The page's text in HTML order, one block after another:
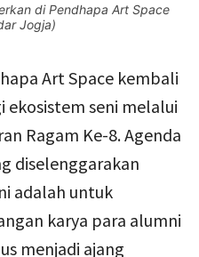
di Pendhapa Art Space
Jogja)
Art Space kembali
ekosistem seni melalui
Ragam Ke-8. Agenda
diselenggarakan
adalah untuk
karya para alumni
menjadi ajang